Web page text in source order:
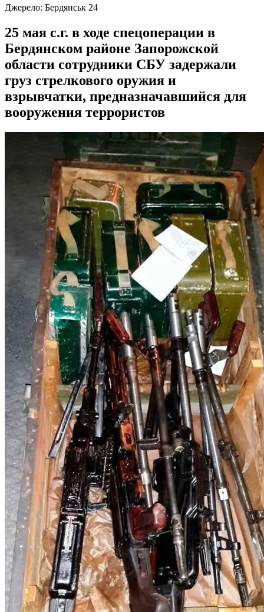
Джерело: Бердянськ 24
25 мая с.г. в ходе спецоперации в
Бердянском районе Запорожской
области сотрудники СБУ задержали
груз стрелкового оружия и
взрывчатки, предназначавшийся для
вооружения террористов